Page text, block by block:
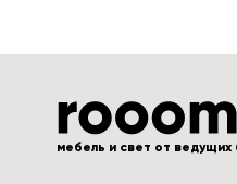
мебель и свет от